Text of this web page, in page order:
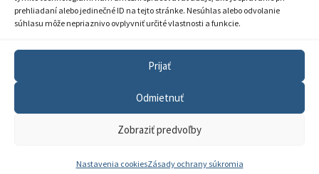
prehliadaní alebo jedinečné ID na tejto stránke. Nesúhlas alebo odvolanie
súhlasu môže nepriaznivo ovplyvniť určité vlastnosti a funkcie.
Prijať
Odmietnuť
Zobraziť predvoľby
Nastavenia cookiesZásady ochrany súkromia
© 2026 Národný inštitút vzdelávania a mládeže
Zásady ochrany súkromia
Sprístupnenie informácií
Nastavenia cookies
GDPR